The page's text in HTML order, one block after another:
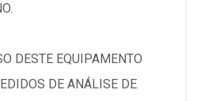
DESTE EQUIPAMENTO
DE ANÁLISE DE